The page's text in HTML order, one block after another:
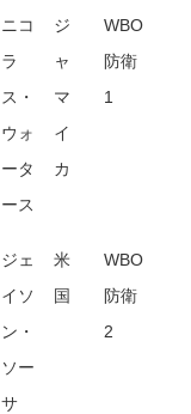
ニコ
ラ
ス・
ウォ
ータ
ース
ジ
ャ
マ
イ
カ
WBO
防衛
1
ジェ
イソ
ン・
ソー
サ
米
国
WBO
防衛
2